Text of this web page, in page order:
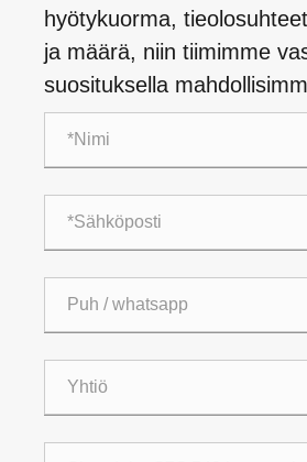
hyötykuorma,
ja määrä, niin tiimimme
suosituksella